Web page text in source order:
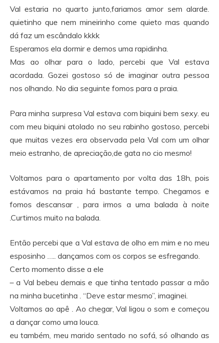
Val estaria no quarto junto,fariamos amor sem alarde.
quietinho que nem mineirinho come quieto mas quando
dá faz um escândalo kkkk
Esperamos ela dormir e demos uma rapidinha.
Mas ao olhar para o lado, percebi que Val estava
acordada. Gozei gostoso só de imaginar outra pessoa
nos olhando. No dia seguinte fomos para a praia.
Para minha surpresa Val estava com biquini bem sexy. eu
com meu biquini atolado no seu rabinho gostoso, percebi
que muitas vezes era observada pela Val com um olhar
meio estranho, de apreciação,de gata no cio mesmo!
Voltamos para o apartamento por volta das 18h, pois
estávamos na praia há bastante tempo. Chegamos e
fomos descansar , para irmos a uma balada à noite
.Curtimos muito na balada.
Então percebi que a Val estava de olho em mim e no meu
esposinho ….. dançamos com os corpos se esfregando.
Certo momento disse a ele
– a Val bebeu demais e que tinha tentado passar a mão
na minha bucetinha . “Deve estar mesmo”, imaginei.
Voltamos ao apê . Ao chegar, Val ligou o som e começou
a dançar como uma louca.
eu também, meu marido sentado no sofá, só olhando as